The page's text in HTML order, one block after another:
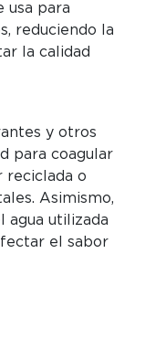
usa para
reduciendo la
la calidad
y otros
para coagular
reciclada o
Asimismo,
agua utilizada
el sabor